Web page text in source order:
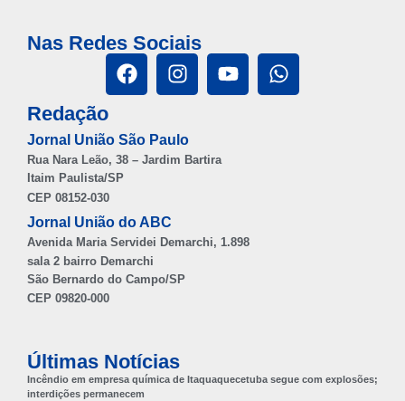
Nas Redes Sociais
Redação
Jornal União São Paulo
Rua Nara Leão, 38 – Jardim Bartira
Itaim Paulista/SP
CEP 08152-030
Jornal União do ABC
Avenida Maria Servidei Demarchi, 1.898
sala 2 bairro Demarchi
São Bernardo do Campo/SP
CEP 09820-000
Últimas Notícias
Incêndio em empresa química de Itaquaquecetuba segue com explosões;
interdições permanecem